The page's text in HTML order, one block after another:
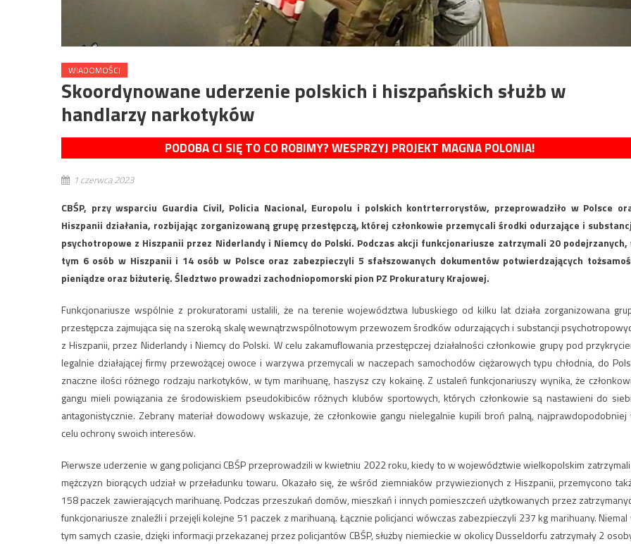
WIADOMOŚCI
Skoordynowane uderzenie polskich i hiszpańskich służb w
handlarzy narkotyków
PODOBA CI SIĘ TO CO ROBIMY? WESPRZYJ PROJEKT MAGNA POLONIA!
1 czerwca 2023
CBŚP, przy wsparciu Guardia Civil, Policia Nacional, Europolu i polskich kontrterrorystów, przeprowadziło w Polsce
Hiszpanii działania, rozbijając zorganizowaną grupę przestępczą, której członkowie przemycali środki odurzające i
psychotropowe z Hiszpanii przez Niderlandy i Niemcy do Polski. Podczas akcji funkcjonariusze zatrzymali 20 podejrzanych,
tym 6 osób w Hiszpanii i 14 osób w Polsce oraz zabezpieczyli 5 sfałszowanych dokumentów potwierdzających
pieniądze oraz biżuterię. Śledztwo prowadzi zachodniopomorski pion PZ Prokuratury Krajowej.
Funkcjonariusze wspólnie z prokuratorami ustalili, że na terenie województwa lubuskiego od kilku lat działa zorganizowana
przestępcza zajmująca się na szeroką skalę wewnątrzwspólnotowym przewozem środków odurzających i substancji
z Hiszpanii, przez Niderlandy i Niemcy do Polski. W celu zakamuflowania przestępczej działalności członkowie grupy pod
legalnie działającej firmy przewożącej owoce i warzywa przemycali w naczepach samochodów ciężarowych typu chłodnia, do
znaczne ilości różnego rodzaju narkotyków, w tym marihuanę, haszysz czy kokainę. Z ustaleń funkcjonariuszy wynika, że
gangu mieli powiązania ze środowiskiem pseudokibiców różnych klubów sportowych, których członkowie są nastawieni do
antagonistycznie. Zebrany materiał dowodowy wskazuje, że członkowie gangu nielegalnie kupili broń palną, najprawdopodobniej
celu ochrony swoich interesów.
Pierwsze uderzenie w gang policjanci CBŚP przeprowadzili w kwietniu 2022 roku, kiedy to w województwie wielkopolskim
mężczyzn biorących udział w przeładunku towaru. Okazało się, że wśród ziemniaków przywiezionych z Hiszpanii, przemycono
158 paczek zawierających marihuanę. Podczas przeszukań domów, mieszkań i innych pomieszczeń użytkowanych przez
funkcjonariusze znaleźli i przejęli kolejne 51 paczek z marihuaną. Łącznie policjanci wówczas zabezpieczyli 237 kg marihuany. Niemal
tym samych czasie, dzięki informacji przekazanej przez policjantów CBŚP, służby niemieckie w okolicy Dusseldorfu zatrzymały 2